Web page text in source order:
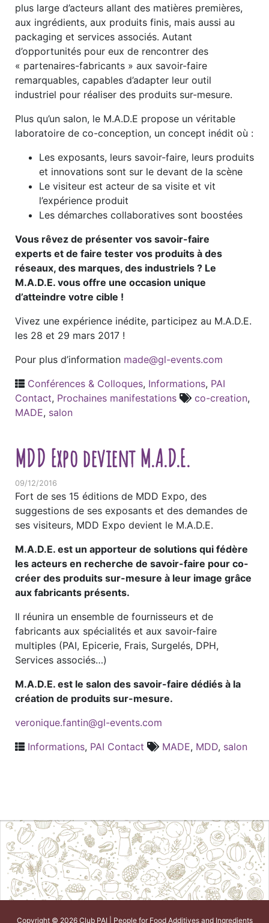
plus large d’acteurs allant des matières premières,
aux ingrédients, aux produits finis, mais aussi au
packaging et services associés. Autant
d’opportunités pour eux de rencontrer des
« partenaires-fabricants » aux savoir-faire
remarquables, capables d’adapter leur outil
industriel pour réaliser des produits sur-mesure.
Plus qu’un salon, le M.A.D.E propose un véritable
laboratoire de co-conception, un concept inédit où :
Les exposants, leurs savoir-faire, leurs produits
et innovations sont sur le devant de la scène
Le visiteur est acteur de sa visite et vit
l’expérience produit
Les démarches collaboratives sont boostées
Vous rêvez de présenter vos savoir-faire
experts et de faire tester vos produits à des
réseaux, des marques, des industriels ? Le
M.A.D.E. vous offre une occasion unique
d’atteindre votre cible !
Vivez une expérience inédite, participez au M.A.D.E.
les 28 et 29 mars 2017 !
Pour plus d’information made@gl-events.com
Conférences & Colloques, Informations, PAI
Contact, Prochaines manifestations co-creation,
MADE, salon
MDD Expo devient M.A.D.E.
09/12/2016
Fort de ses 15 éditions de MDD Expo, des
suggestions de ses exposants et des demandes de
ses visiteurs, MDD Expo devient le M.A.D.E.
M.A.D.E. est un apporteur de solutions qui fédère
les acteurs en recherche de savoir-faire pour co-
créer des produits sur-mesure à leur image grâce
aux fabricants présents.
Il réunira un ensemble de fournisseurs et de
fabricants aux spécialités et aux savoir-faire
multiples (PAI, Epicerie, Frais, Surgelés, DPH,
Services associés…)
M.A.D.E. est le salon des savoir-faire dédiés à la
création de produits sur-mesure.
veronique.fantin@gl-events.com
Informations, PAI Contact MADE, MDD, salon
Copyright © 2026 Club PAI | People for Food Additives and Ingredients